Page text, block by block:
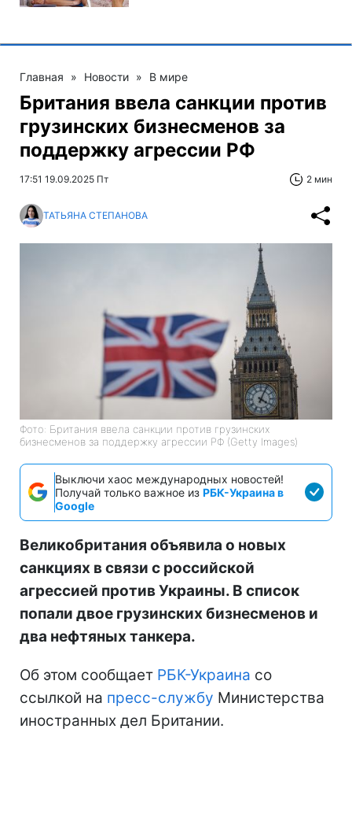
Главная » Новости » В мире
Британия ввела санкции против
грузинских бизнесменов за
поддержку агрессии РФ
17:51 19.09.2025 Пт 2 мин
ТАТЬЯНА СТЕПАНОВА
Фото: Британия ввела санкции против грузинских
бизнесменов за поддержку агрессии РФ (Getty Images)
Выключи хаос международных новостей!
Получай только важное из РБК-Украина в
Google
Великобритания объявила о новых
санкциях в связи с российской
агрессией против Украины. В список
попали двое грузинских бизнесменов и
два нефтяных танкера.
Об этом сообщает РБК-Украина со
ссылкой на пресс-службу Министерства
иностранных дел Британии.